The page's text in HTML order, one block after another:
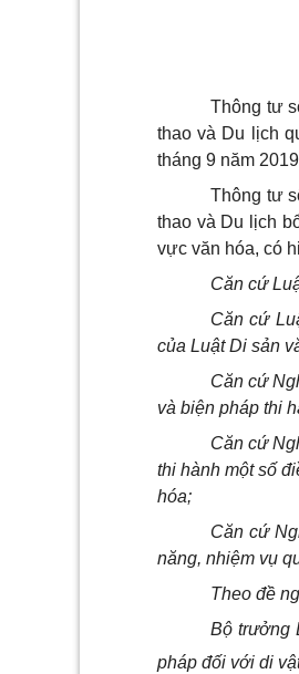
Thông tư
thao và Du lịch
tháng 9 năm
Thông tư
thao và Du lịch
vực văn hóa, có
Căn cứ
Căn cứ
của Luật Di sản
Căn cứ
và biện pháp thi
Căn cứ
thi hành một số
hóa;
Căn cứ
năng, nhiệm vụ
Theo đề
Bộ trưởng
pháp đối với di